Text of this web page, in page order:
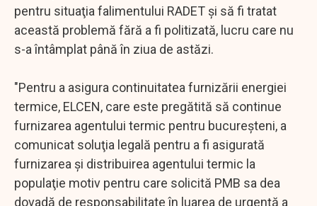
pentru situaţia falimentului RADET şi să fi tratat
această problemă fără a fi politizată, lucru care nu
s-a întâmplat până în ziua de astăzi.
"Pentru a asigura continuitatea furnizării energiei
termice, ELCEN, care este pregătită să continue
furnizarea agentului termic pentru bucureşteni, a
comunicat soluţia legală pentru a fi asigurată
furnizarea şi distribuirea agentului termic la
populaţie motiv pentru care solicită PMB sa dea
dovadă de responsabilitate în luarea de urgenţă a